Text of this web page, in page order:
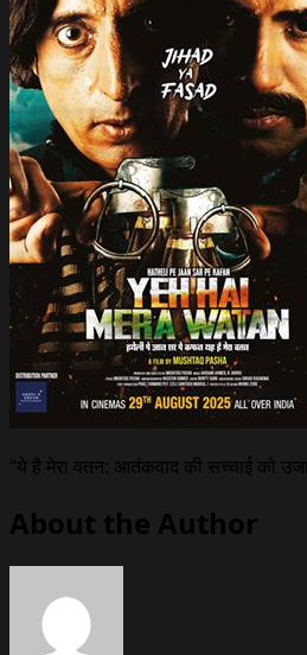
“ये है मेरा वतन: आतंकवाद की सच्चाई को
About the Author